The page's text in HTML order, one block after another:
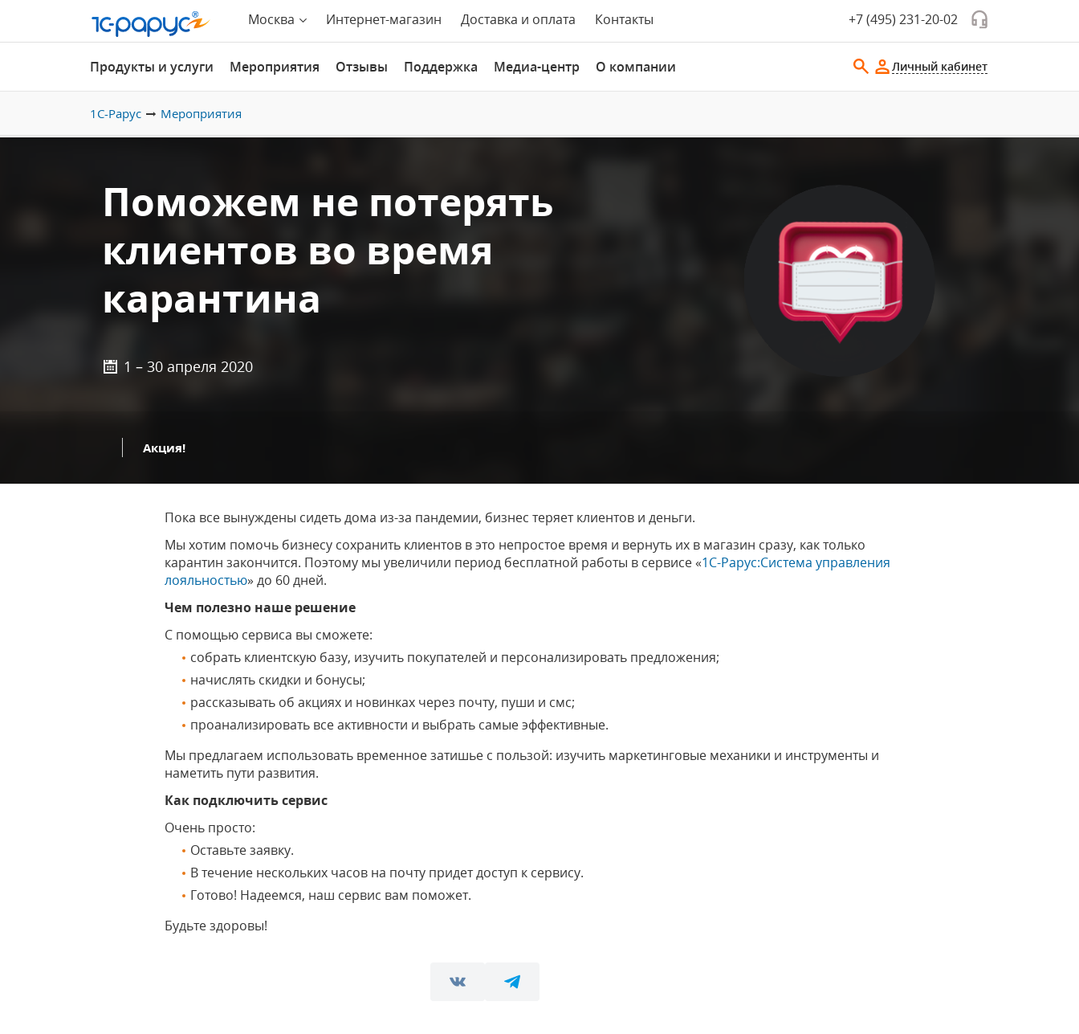
Москва Интернет-магазин Доставка и оплата Контакты +7 (495) 231-20-02
Продукты и услуги Мероприятия Отзывы Поддержка Медиа-центр О компании Личный кабинет
1С-Рарус Мероприятия
Поможем не потерять
клиентов во время
карантина
1 – 30 апреля 2020
Акция!
Пока все вынуждены сидеть дома из-за пандемии, бизнес теряет клиентов и деньги.
Мы хотим помочь бизнесу сохранить клиентов в это непростое время и вернуть их в магазин сразу, как только
карантин закончится. Поэтому мы увеличили период бесплатной работы в сервисе «1С-Рарус:Система управления
лояльностью» до 60 дней.
Чем полезно наше решение
С помощью сервиса вы сможете:
собрать клиентскую базу, изучить покупателей и персонализировать предложения;
начислять скидки и бонусы;
рассказывать об акциях и новинках через почту, пуши и смс;
проанализировать все активности и выбрать самые эффективные.
Мы предлагаем использовать временное затишье с пользой: изучить маркетинговые механики и инструменты и
наметить пути развития.
Как подключить сервис
Очень просто:
Оставьте заявку.
В течение нескольких часов на почту придет доступ к сервису.
Готово! Надеемся, наш сервис вам поможет.
Будьте здоровы!